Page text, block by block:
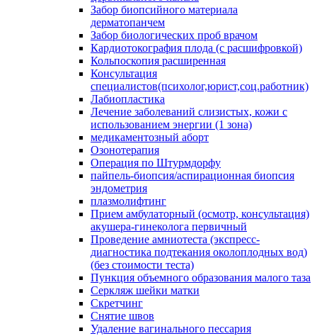
Забор биопсийного материала
дерматопанчем
Забор биологических проб врачом
Кардиотокография плода (с расшифровкой)
Кольпоскопия расширенная
Консультация
специалистов(психолог,юрист,соц.работник)
Лабиопластика
Лечение заболеваний слизистых, кожи с
использованием энергии (1 зона)
медикаментозный аборт
Озонотерапия
Операция по Штурмдорфу
пайпель-биопсия/аспирационная биопсия
эндометрия
плазмолифтинг
Прием амбулаторный (осмотр, консультация)
акушера-гинеколога первичный
Проведение амниотеста (экспресс-
диагностика подтекания околоплодных вод)
(без стоимости теста)
Пункция объемного образования малого таза
Серкляж шейки матки
Скретчинг
Снятие швов
Удаление вагинального пессария